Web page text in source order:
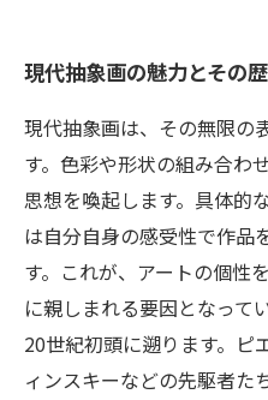
現代抽象画の魅力とその
現代抽象画は、その無限の
す。色彩や形状の組み合わ
思想を喚起します。具体的
は自分自身の感受性で作品
す。これが、アートの個性
に親しまれる要因となって
20世紀初頭に遡ります。ピ
ィンスキーなどの先駆者た